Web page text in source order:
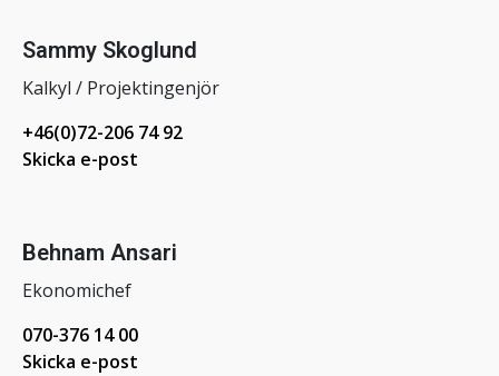
Sammy Skoglund
Kalkyl / Projektingenjör
+46(0)72-206 74 92
Skicka e-post
Behnam Ansari
Ekonomichef
070-376 14 00
Skicka e-post